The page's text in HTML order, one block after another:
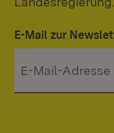
E-Mail zur